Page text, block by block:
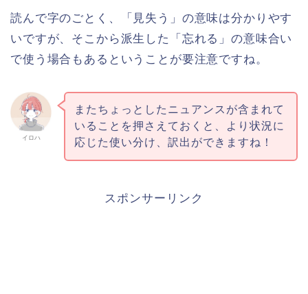
読んで字のごとく、「見失う」の意味は分かりやす
いですが、そこから派生した「忘れる」の意味合い
で使う場合もあるということが要注意ですね。
イロハ
またちょっとしたニュアンスが含まれて
いることを押さえておくと、より状況に
応じた使い分け、訳出ができますね！
スポンサーリンク